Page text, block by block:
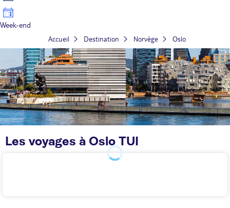
Week-end
Accueil Destination Norvège Oslo
Les voyages à Oslo TUI